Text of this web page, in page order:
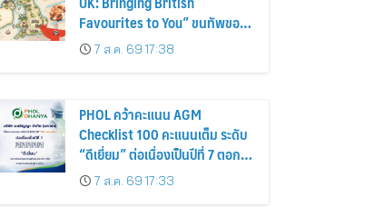
Favourites to You” ขนทัพของ
อร่อยและไอเท็มฮิตจากสหราช
อาณาจักร ส่งตรงถึงมือตั้งแต่วัน
7 ส.ค. 69 17:38
PHOL คว้าคะแนน AGM
Checklist 100 คะแนนเต็ม ระดับ
“ดีเยี่ยม” ต่อเนื่องเป็นปีที่ 7 ตอกย้ำ
การดำเนินธุรกิจตามหลักธรรมาภิ
บาล โปร่งใส สร้างความเชื่อมั่นผู้
7 ส.ค. 69 17:33